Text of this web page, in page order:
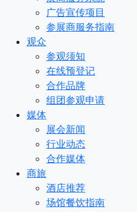
广告宣传项目
参展商服务指南
观众
参观须知
在线预登记
合作品牌
组团参观申请
媒体
展会新闻
行业动态
合作媒体
商旅
酒店推荐
场馆餐饮指南